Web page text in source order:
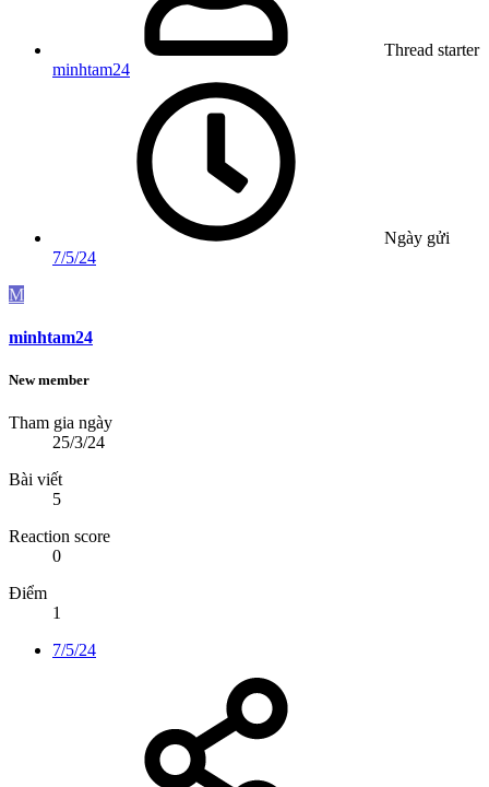
Thread starter
minhtam24
Ngày gửi
7/5/24
M
minhtam24
New member
Tham gia ngày
25/3/24
Bài viết
5
Reaction score
0
Điểm
1
7/5/24